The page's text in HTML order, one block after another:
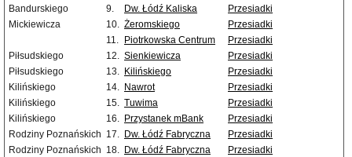
Bandurskiego
9. Dw. Łódź Kaliska
Przesiadki
Mickiewicza
10. Żeromskiego
Przesiadki
11.
Piotrkowska Centrum
Przesiadki
Piłsudskiego
12. Sienkiewicza
Przesiadki
Piłsudskiego
13. Kilińskiego
Przesiadki
Kilińskiego
14. Nawrot
Przesiadki
Kilińskiego
15. Tuwima
Przesiadki
Kilińskiego
16. Przystanek mBank
Przesiadki
Rodziny Poznańskich 17. Dw. Łódź Fabryczna
Przesiadki
Rodziny Poznańskich 18. Dw. Łódź Fabryczna
Przesiadki